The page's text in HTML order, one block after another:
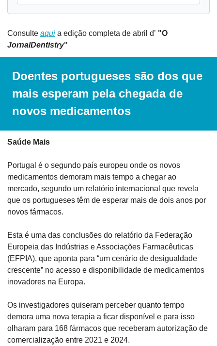
Consulte aqui a edição completa de abril d’
JornalDentistry"
Doentes portugueses são dos que
mais esperam pela chegada de
novos medicamentos
Saúde Mais
Portugal é o segundo país europeu onde os novos
medicamentos demoram mais tempo a chegar ao
mercado, segundo um relatório internacional que revela
que os portugueses têm de esperar mais de dois anos por
novos fármacos.
Esta é uma das conclusões do relatório da Federação
Europeia das Indústrias e Associações Farmacêuticas
(EFPIA), que aponta para “um cenário de desigualdade
crescente” no acesso e disponibilidade de medicamentos
inovadores na Europa.
Os investigadores quiseram perceber quanto tempo
demora uma nova terapia a ficar disponível e para isso
olharam para 168 fármacos que receberam autorização de
comercialização entre 2021 e 2024.